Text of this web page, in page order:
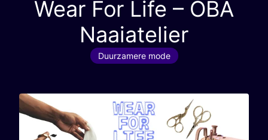
Wear For Life – OBA
Naaiatelier
Duurzamere mode